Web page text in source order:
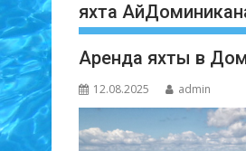
яхта
Аренда яхты в
12.08.2025 admin